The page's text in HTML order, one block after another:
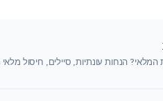
הנחות עונתיות, סיילים, חיסול מלאי